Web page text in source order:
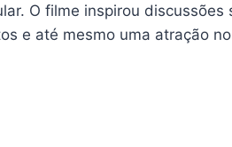
O filme inspirou discussões
e até mesmo uma atração